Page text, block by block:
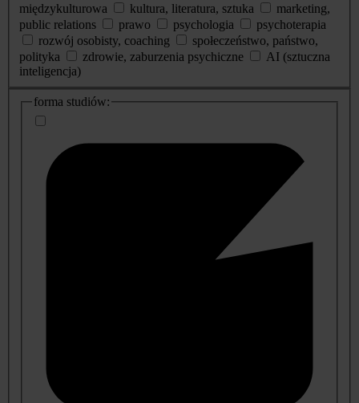
międzykulturowa
kultura, literatura, sztuka
marketing,
public relations
prawo psychologia
psychoterapia
rozwój osobisty, coaching
społeczeństwo, państwo,
polityka
zdrowie, zaburzenia psychiczne
AI (sztuczna
inteligencja)
dodatkowe
informacje
forma studiów: